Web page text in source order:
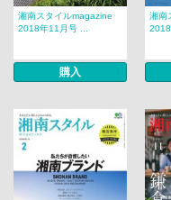
湘南スタイルmagazine
2018年11月号 ...
購入
湘南